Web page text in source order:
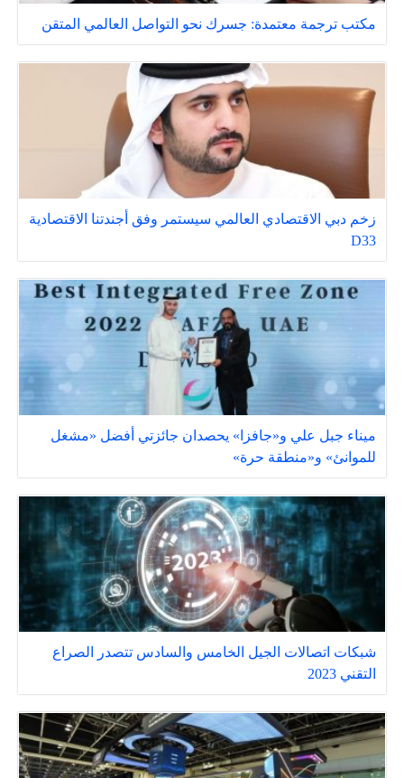
مكتب ترجمة معتمدة: جسرك نحو التواصل العالمي المتقن
زخم دبي الاقتصادي العالمي سيستمر وفق أجندتنا الاقتصادية
D33
ميناء جبل علي و«جافزا» يحصدان جائزتي أفضل «مشغل
للموانئ» و«منطقة حرة»
شبكات اتصالات الجيل الخامس والسادس تتصدر الصراع
التقني 2023